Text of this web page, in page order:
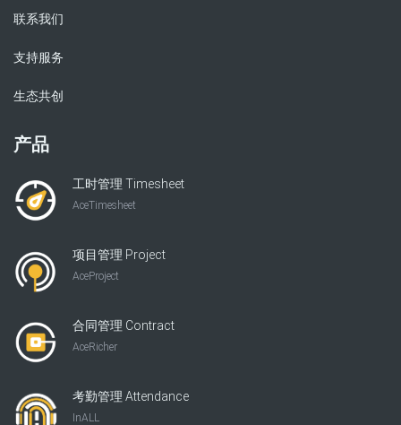
联系我们
支持服务
生态共创
产品
工时管理 Timesheet
AceTimesheet
项目管理 Project
AceProject
合同管理 Contract
AceRicher
考勤管理 Attendance
InALL